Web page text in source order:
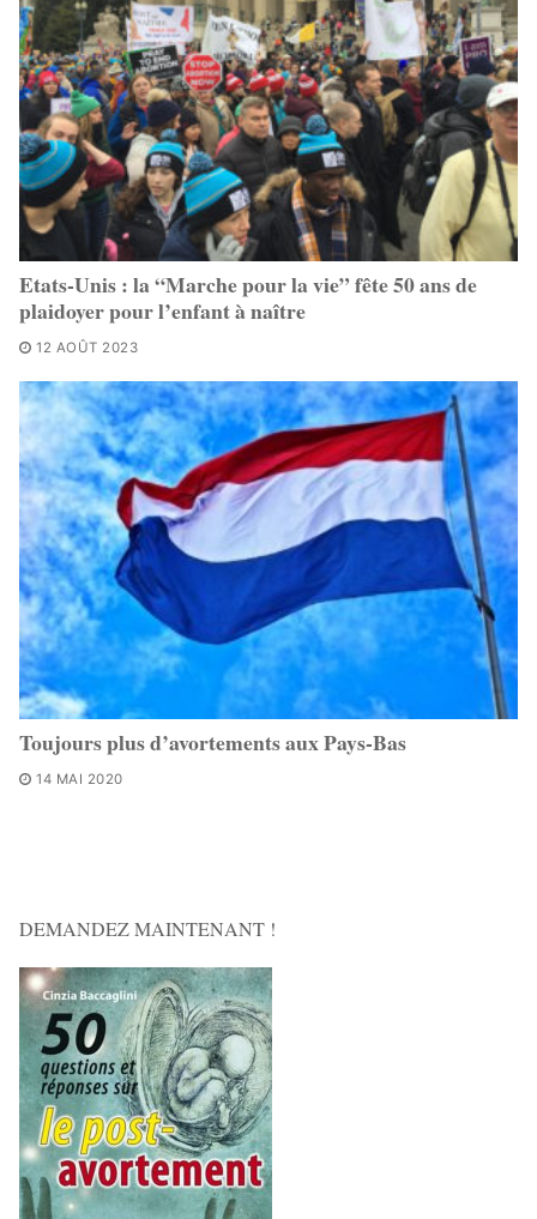
Etats-Unis : la “Marche pour la vie” fête 50 ans de
plaidoyer pour l’enfant à naître
12 AOÛT 2023
Toujours plus d’avortements aux Pays-Bas
14 MAI 2020
DEMANDEZ MAINTENANT !